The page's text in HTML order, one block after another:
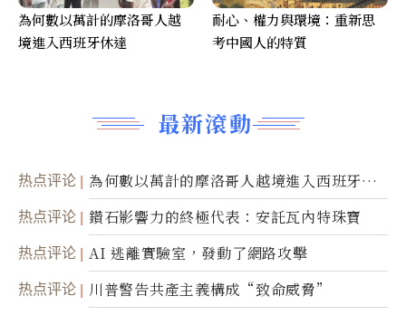
最新滾動
热点评论
為何數以萬計的摩洛哥人越境進入西班牙休
達
热点评论 鑽石影響力的終極代表：安託瓦內特珠寶
热点评论 AI 逃離實驗室，發動了網路攻擊
热点评论 川普警告共產主義構成“致命威脅”
為何數以萬計的摩洛哥人越
境進入西班牙休達
耐心、權力與環境：重新思
考中國人的特質